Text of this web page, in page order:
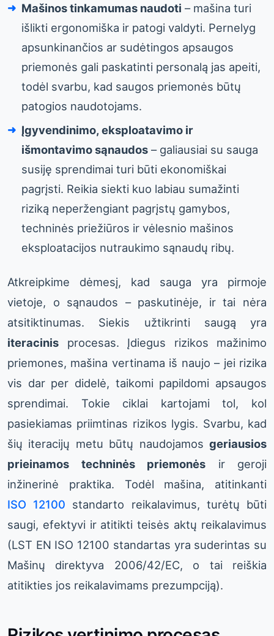
Mašinos tinkamumas naudoti – mašina turi
išlikti ergonomiška ir patogi valdyti. Pernelyg
apsunkinančios ar sudėtingos apsaugos
priemonės gali paskatinti personalą jas apeiti,
todėl svarbu, kad saugos priemonės būtų
patogios naudotojams.
Įgyvendinimo, eksploatavimo ir
išmontavimo sąnaudos – galiausiai su sauga
susiję sprendimai turi būti ekonomiškai
pagrįsti. Reikia siekti kuo labiau sumažinti
riziką neperžengiant pagrįstų gamybos,
techninės priežiūros ir vėlesnio mašinos
eksploatacijos nutraukimo sąnaudų ribų.
Atkreipkime dėmesį, kad sauga yra pirmoje
vietoje, o sąnaudos – paskutinėje, ir tai nėra
atsitiktinumas. Siekis užtikrinti saugą yra
iteracinis procesas. Įdiegus rizikos mažinimo
priemones, mašina vertinama iš naujo – jei rizika
vis dar per didelė, taikomi papildomi apsaugos
sprendimai. Tokie ciklai kartojami tol, kol
pasiekiamas priimtinas rizikos lygis. Svarbu, kad
šių iteracijų metu būtų naudojamos geriausios
prieinamos techninės priemonės ir geroji
inžinerinė praktika. Todėl mašina, atitinkanti
ISO 12100 standarto reikalavimus, turėtų būti
saugi, efektyvi ir atitikti teisės aktų reikalavimus
(LST EN ISO 12100 standartas yra suderintas su
Mašinų direktyva 2006/42/EC, o tai reiškia
atitikties jos reikalavimams prezumpciją).